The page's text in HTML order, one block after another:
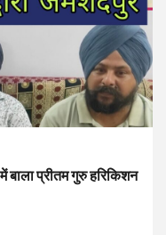
प्रीतम गुरु हरिकिशन